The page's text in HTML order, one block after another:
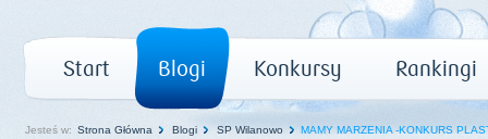
Start Blogi Konkursy Rankingi
Jesteś w: Strona Główna Blogi SP Wilanowo MAMY MARZENIA -KONKURS